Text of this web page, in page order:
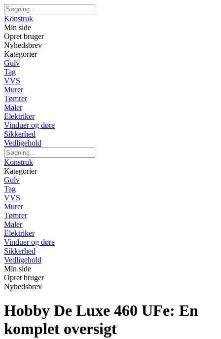
Konstruk
Min side
Opret bruger
Nyhedsbrev
Kategorier
Gulv
Tag
VVS
Murer
Tømrer
Maler
Elektriker
Vinduer og døre
Sikkerhed
Vedligehold
Konstruk
Kategorier
Gulv
Tag
VVS
Murer
Tømrer
Maler
Elektriker
Vinduer og døre
Sikkerhed
Vedligehold
Min side
Opret bruger
Nyhedsbrev
Hobby De Luxe 460 UFe: En
komplet oversigt